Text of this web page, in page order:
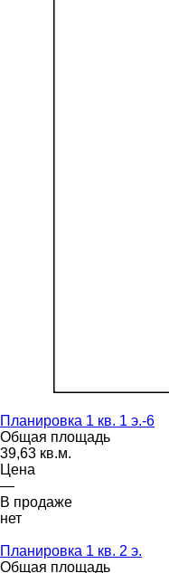
Планировка 1 кв. 1 э.-6
Общая площадь
39,63 кв.м.
Цена
—
В продаже
нет
Планировка 1 кв. 2 э.
Общая площадь